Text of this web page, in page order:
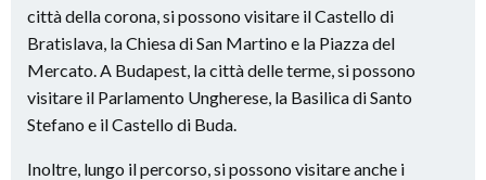
città della corona, si possono visitare il Castello di
Bratislava, la Chiesa di San Martino e la Piazza del
Mercato. A Budapest, la città delle terme, si possono
visitare il Parlamento Ungherese, la Basilica di Santo
Stefano e il Castello di Buda.
Inoltre, lungo il percorso, si possono visitare anche i